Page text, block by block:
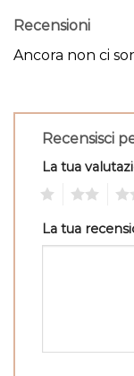
Recensioni
Ancora non ci
Recensisci
La tua
La tua